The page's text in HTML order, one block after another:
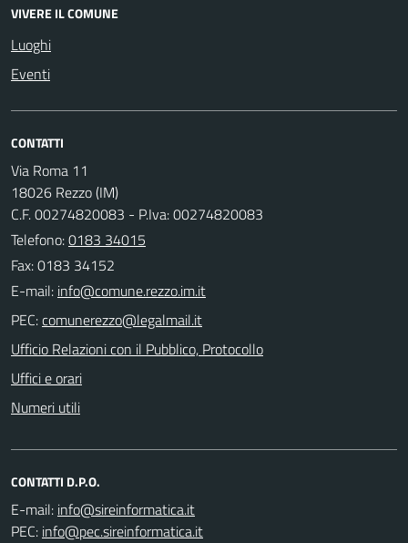
VIVERE IL COMUNE
Luoghi
Eventi
CONTATTI
Via Roma 11
18026 Rezzo (IM)
C.F. 00274820083 - P.Iva: 00274820083
Telefono:0183 34015
Fax: 0183 34152
E-mail:
PEC:
Ufficio Relazioni con il Pubblico, Protocollo
Uffici e orari
Numeri utili
CONTATTI D.P.O.
E-mail:
PEC: